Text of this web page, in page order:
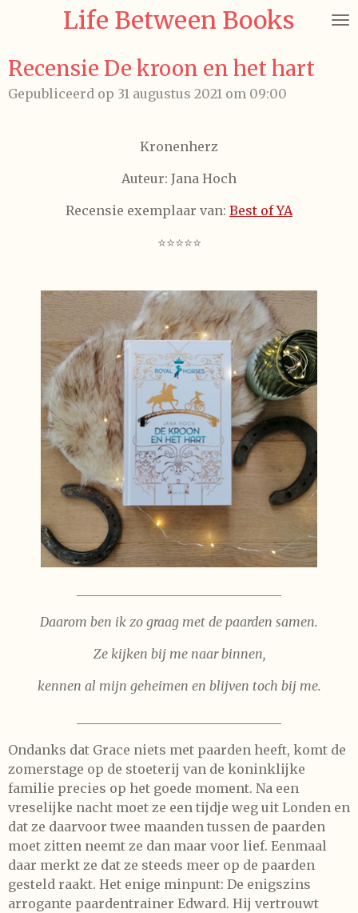
de
hoofdinhoud
Life Between Books
Recensie De kroon en het hart
Gepubliceerd op 31 augustus 2021 om 09:00
Kronenherz
Auteur: Jana Hoch
Recensie exemplaar van: Best of YA
⭐⭐⭐⭐⭐
Daarom ben ik zo graag met de paarden samen.
Ze kijken bij me naar binnen,
kennen al mijn geheimen en blijven toch bij me.
Ondanks dat Grace niets met paarden heeft, komt de
zomerstage op de stoeterij van de koninklijke
familie precies op het goede moment. Na een
vreselijke nacht moet ze een tijdje weg uit Londen en
dat ze daarvoor twee maanden tussen de paarden
moet zitten neemt ze dan maar voor lief. Eenmaal
daar merkt ze dat ze steeds meer op de paarden
gesteld raakt. Het enige minpunt: De enigszins
arrogante paardentrainer Edward. Hij vertrouwt